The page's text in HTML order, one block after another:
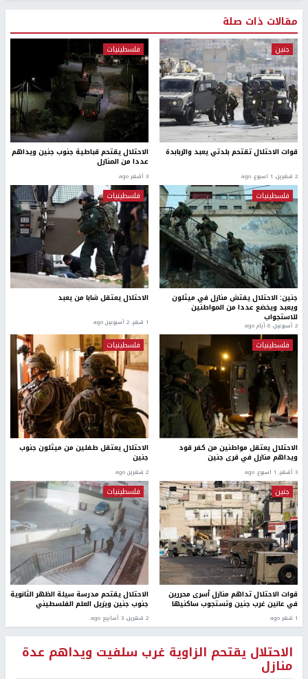
مقالات ذات صلة
جنين
قوات الاحتلال تقتحم بلدتي يعبد والزبابدة
2 شهرين، 1 اسبوع. ago
فلسطينيات
الاحتلال يقتحم قباطية جنوب جنين ويداهم
عددا من المنازل
3 أشهر ago
فلسطينيات
جنين: الاحتلال يفتش منازل في ميثلون
ويعبد ويخضع عددا من المواطنين
للاستجواب
2 أسبوعين، 6 أيام ago
فلسطينيات
الاحتلال يعتقل شابا من يعبد
1 شهر، 2 أسبوعين ago
فلسطينيات
الاحتلال يعتقل مواطنين من كفر قود
ويداهم منازل في قرى جنين
3 أشهر، 1 اسبوع. ago
فلسطينيات
الاحتلال يعتقل طفلين من ميثلون جنوب
جنين
2 شهرين ago
جنين
قوات الاحتلال تداهم منازل أسرى محررين
في عانين غرب جنين وتستجوب ساكنيها
1 شهر ago
فلسطينيات
الاحتلال يقتحم مدرسة سيلة الظهر الثانوية
جنوب جنين ويزيل العلم الفلسطيني
2 شهرين، 3 أسابيع ago
الاحتلال يقتحم الزاوية غرب سلفيت ويداهم عدة
منازل